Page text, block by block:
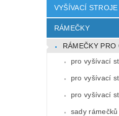
HOT-FIX
CENÍK
ZÁSADY
VYŠÍVACÍ STROJE
RÁMEČKY
RÁMEČKY PRO
pro vyšívací
pro vyšívací
pro vyšívací
sady rámečků